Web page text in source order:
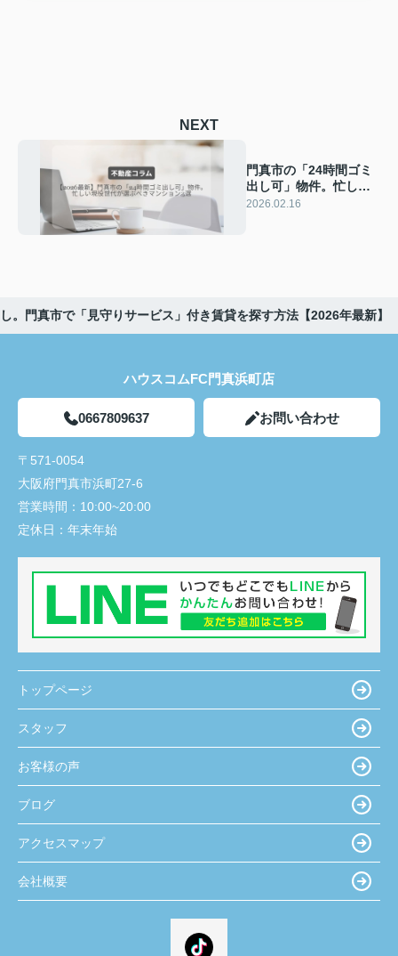
NEXT
門真市の「24時間ゴミ
出し可」物件。忙しい
現役世代が選ぶべきマ
2026.02.16
。門真市で「見守りサービス」付き賃貸を探す方法【2026年最新】
ハウスコムFC門真浜町店
0667809637 お問い合わせ
〒571-0054
大阪府門真市浜町27-6
営業時間： 10:00~20:00
定休日： 年末年始
トップページ
スタッフ
お客様の声
ブログ
アクセスマップ
会社概要